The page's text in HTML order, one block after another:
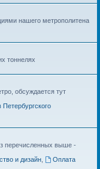
нашего метрополитена
тоннелях
обсуждается тут
перечисленных выше -
и дизайн,
Оплата